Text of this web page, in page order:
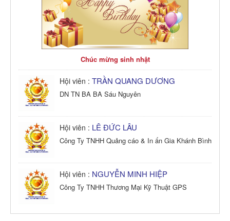
Chúc mừng sinh nhật
Hội viên : TRẦN QUANG DƯƠNG
DN TN BA BA Sáu Nguyên
Hội viên : LÊ ĐỨC LÂU
Công Ty TNHH Quảng cáo & In ấn Gia Khánh Bình
Hội viên : NGUYỄN MINH HIỆP
Công Ty TNHH Thương Mại Kỹ Thuật GPS